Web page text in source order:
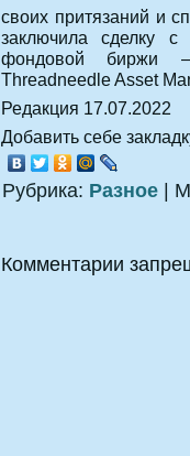
своих притязаний и
заключила сделку с
фондовой биржи –
Threadneedle Asset
Редакция 17.07.2022
Добавить себе
Рубрика: Разное |
Комментарии